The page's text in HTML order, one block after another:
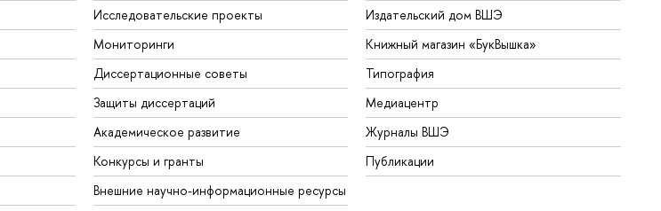
Исследовательские проекты
Мониторинги
Диссертационные советы
Защиты диссертаций
Академическое развитие
Конкурсы и гранты
Внешние научно-информационные ресурсы
Издательский дом ВШЭ
Книжный магазин «БукВышка»
Типография
Медиацентр
Журналы ВШЭ
Публикации